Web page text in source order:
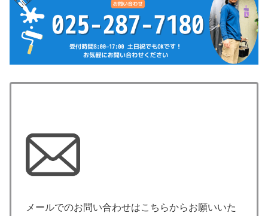
メールでのお問い合わせはこちらからお願いいた